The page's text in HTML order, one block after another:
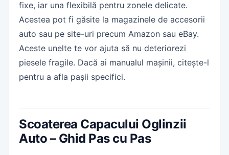
fixe, iar una flexibilă pentru zonele delicate.
Acestea pot fi găsite la magazinele de accesorii
auto sau pe site-uri precum Amazon sau eBay.
Aceste unelte te vor ajuta să nu deteriorezi
piesele fragile. Dacă ai manualul mașinii, citește-l
pentru a afla pașii specifici.
Scoaterea Capacului Oglinzii
Auto – Ghid Pas cu Pas